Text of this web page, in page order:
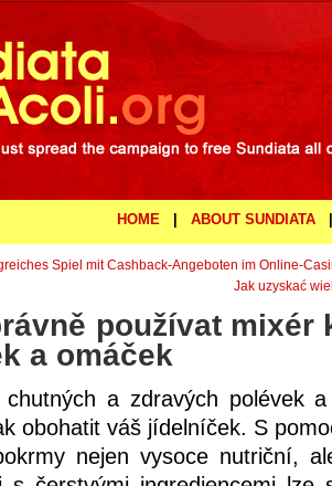
HOME ABOUT SUNDIATA
Spiel mit Cashback-Angeboten im Online-
Jak uzyskać
používat mixér
a omáček
chutných a zdravých polévek
obohatit váš jídelníček. S
nejen vysoce nutriční,